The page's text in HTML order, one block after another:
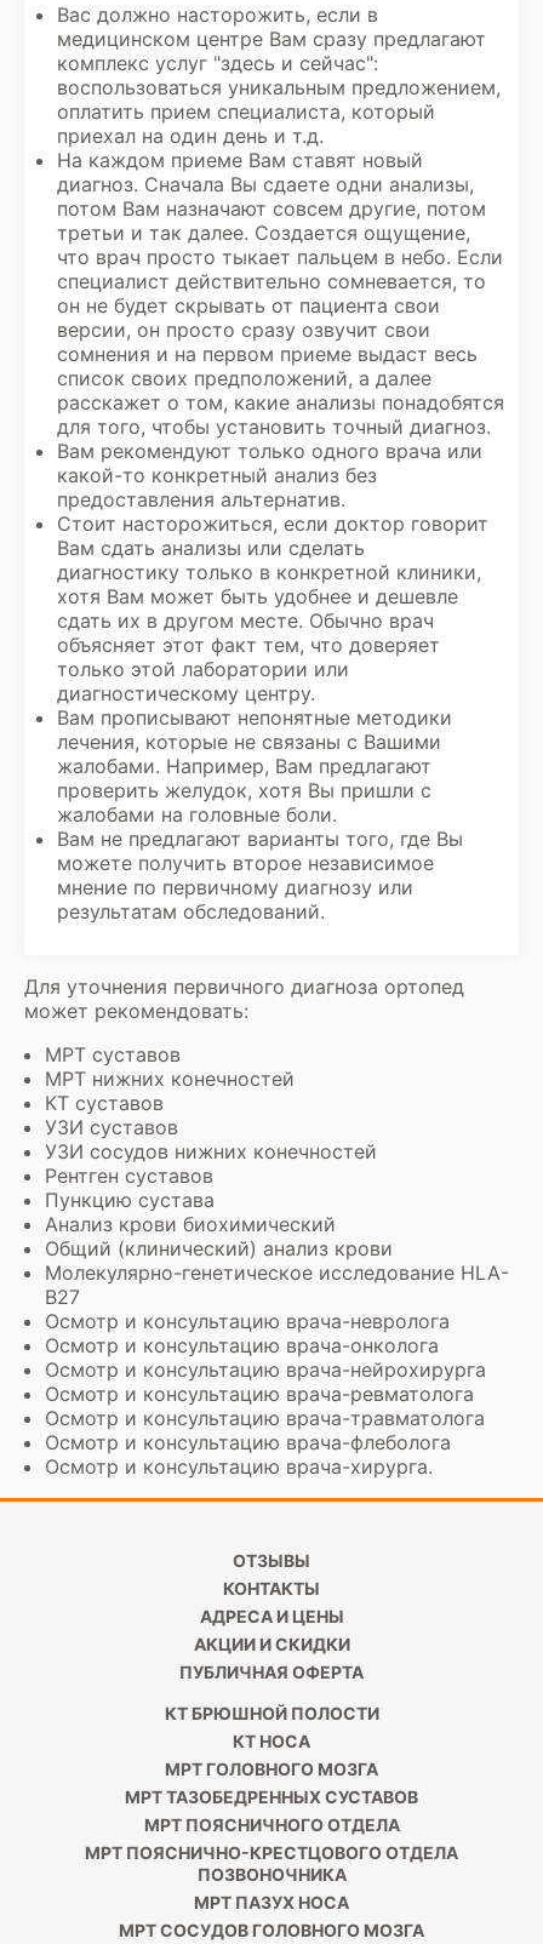
Вас должно насторожить, если в
медицинском центре Вам сразу предлагают
комплекс услуг "здесь и сейчас":
воспользоваться уникальным предложением,
оплатить прием специалиста, который
приехал на один день и т.д.
На каждом приеме Вам ставят новый
диагноз. Сначала Вы сдаете одни анализы,
потом Вам назначают совсем другие, потом
третьи и так далее. Создается ощущение,
что врач просто тыкает пальцем в небо. Если
специалист действительно сомневается, то
он не будет скрывать от пациента свои
версии, он просто сразу озвучит свои
сомнения и на первом приеме выдаст весь
список своих предположений, а далее
расскажет о том, какие анализы понадобятся
для того, чтобы установить точный диагноз.
Вам рекомендуют только одного врача или
какой-то конкретный анализ без
предоставления альтернатив.
Стоит насторожиться, если доктор говорит
Вам сдать анализы или сделать
диагностику только в конкретной клиники,
хотя Вам может быть удобнее и дешевле
сдать их в другом месте. Обычно врач
объясняет этот факт тем, что доверяет
только этой лаборатории или
диагностическому центру.
Вам прописывают непонятные методики
лечения, которые не связаны с Вашими
жалобами. Например, Вам предлагают
проверить желудок, хотя Вы пришли с
жалобами на головные боли.
Вам не предлагают варианты того, где Вы
можете получить второе независимое
мнение по первичному диагнозу или
результатам обследований.
Для уточнения первичного диагноза ортопед
может рекомендовать:
МРТ суставов
МРТ нижних конечностей
КТ суставов
УЗИ суставов
УЗИ сосудов нижних конечностей
Рентген суставов
Пункцию сустава
Анализ крови биохимический
Общий (клинический) анализ крови
Молекулярно-генетическое исследование HLA-
B27
Осмотр и консультацию врача-невролога
Осмотр и консультацию врача-онколога
Осмотр и консультацию врача-нейрохирурга
Осмотр и консультацию врача-ревматолога
Осмотр и консультацию врача-травматолога
Осмотр и консультацию врача-флеболога
Осмотр и консультацию врача-хирурга.
ОТЗЫВЫ
КОНТАКТЫ
АДРЕСА И ЦЕНЫ
АКЦИИ И СКИДКИ
ПУБЛИЧНАЯ ОФЕРТА
КТ БРЮШНОЙ ПОЛОСТИ
КТ НОСА
МРТ ГОЛОВНОГО МОЗГА
МРТ ТАЗОБЕДРЕННЫХ СУСТАВОВ
МРТ ПОЯСНИЧНОГО ОТДЕЛА
МРТ ПОЯСНИЧНО-КРЕСТЦОВОГО ОТДЕЛА
ПОЗВОНОЧНИКА
МРТ ПАЗУХ НОСА
МРТ СОСУДОВ ГОЛОВНОГО МОЗГА